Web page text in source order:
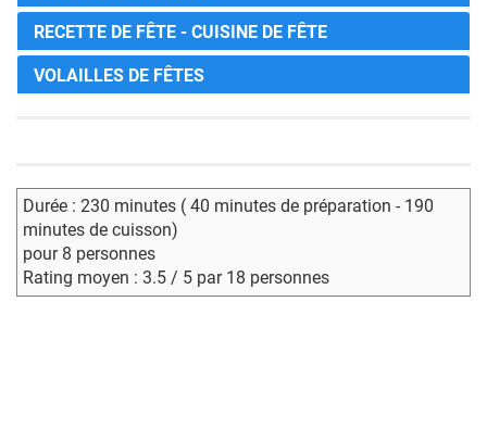
RECETTE DE FÊTE - CUISINE DE FÊTE
VOLAILLES DE FÊTES
Durée : 230 minutes ( 40 minutes de préparation - 190
minutes de cuisson)
pour 8 personnes
Rating moyen : 3.5 / 5 par 18 personnes